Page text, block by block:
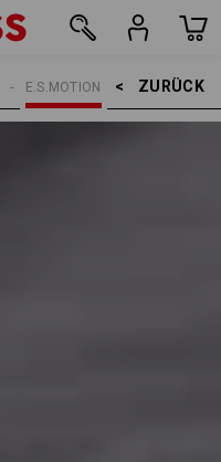
ZURÜCK    >
E.S.MOTION